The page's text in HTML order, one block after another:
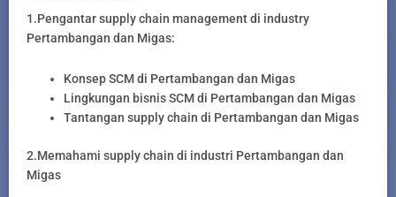
1.Pengantar supply chain management di industry
Pertambangan dan Migas:
Konsep SCM di Pertambangan dan Migas
Lingkungan bisnis SCM di Pertambangan dan Migas
Tantangan supply chain di Pertambangan dan Migas
2.Memahami supply chain di industri Pertambangan dan
Migas